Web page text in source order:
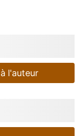
l'auteur